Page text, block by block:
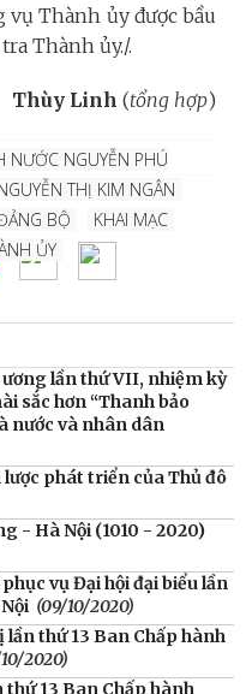
vụ Thành ủy được bầu
Thành ủy./.
Thùy Linh (tổng hợp)
NƯỚC NGUYỄN PHÚ
THỊ KIM NGÂN
BỘ
KHAI MẠC
ỦY
lần thứ VII, nhiệm kỳ
sắc hơn “Thanh bảo
nước và nhân dân
phát triển của Thủ đô
- Hà Nội (1010 - 2020)
vụ Đại hội đại biểu lần
(09/10/2020)
thứ 13 Ban Chấp hành
2020)